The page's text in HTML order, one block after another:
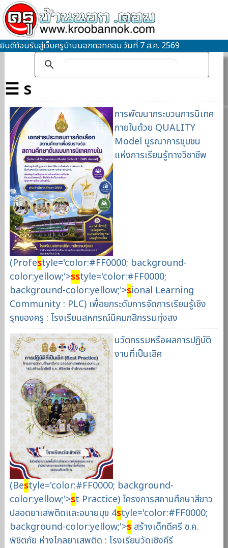
ยินดีต้อนรับสู่เว็บครูบ้านนอกดอทคอม วันที่ 7 ส.ค. 2569
☰ s
การพัฒนากระบวนการนิเทศ
ภายในด้วย QUALITY
Model บูรณาการชุมชน
แห่งการเรียนรู้ทางวิชาชีพ
(Profestyle='color:#FF0000; background-
color:yellow;'>sstyle='color:#FF0000;
background-color:yellow;'>sional Learning
Community : PLC) เพื่อยกระดับการจัดการเรียนรู้เชิง
รุกของครู : โรงเรียนสหกรณ์นิคมกสิกรรมทุ่งสง
นวัตกรรมหรือผลการปฏิบัติ
งานที่เป็นเลิศ
(Bestyle='color:#FF0000; background-
color:yellow;'>st Practice) โครงการสถานศึกษาสีขาว
ปลอดยาเสพติดและอบายมุข 4style='color:#FF0000;
background-color:yellow;'>s สร้างเด็กดีศรี ช.ค.
พิชิตภัย ห่างไกลยาเสพติด : โรงเรียนวัดเชิงคีรี